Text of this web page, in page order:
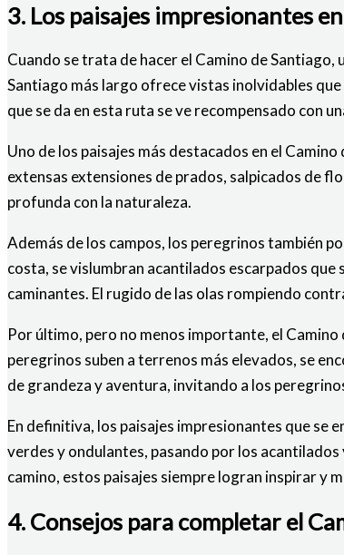
3. Los paisajes impresionantes
Cuando se trata de hacer el Camino de
Santiago más largo ofrece vistas inolvidables
que se da en esta ruta se ve recompensado con
Uno de los paisajes más destacados en el
extensas extensiones de prados, salpicados de
profunda con la naturaleza.
Además de los campos, los peregrinos también
costa, se vislumbran acantilados escarpados
caminantes. El rugido de las olas rompiendo
Por último, pero no menos importante, el
peregrinos suben a terrenos más elevados, se
de grandeza y aventura, invitando a los
En definitiva, los paisajes impresionantes que se
verdes y ondulantes, pasando por los
camino, estos paisajes siempre logran inspirar y
4. Consejos para completar el